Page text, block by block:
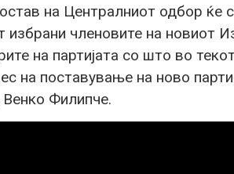
на Централниот одбор ќе
избрани членовите на новиот
на партијата со што во
на поставување на ново
Филипче.